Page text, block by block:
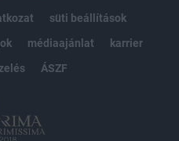
süti beállítások
médiaajánlat
karrier
ÁSZF